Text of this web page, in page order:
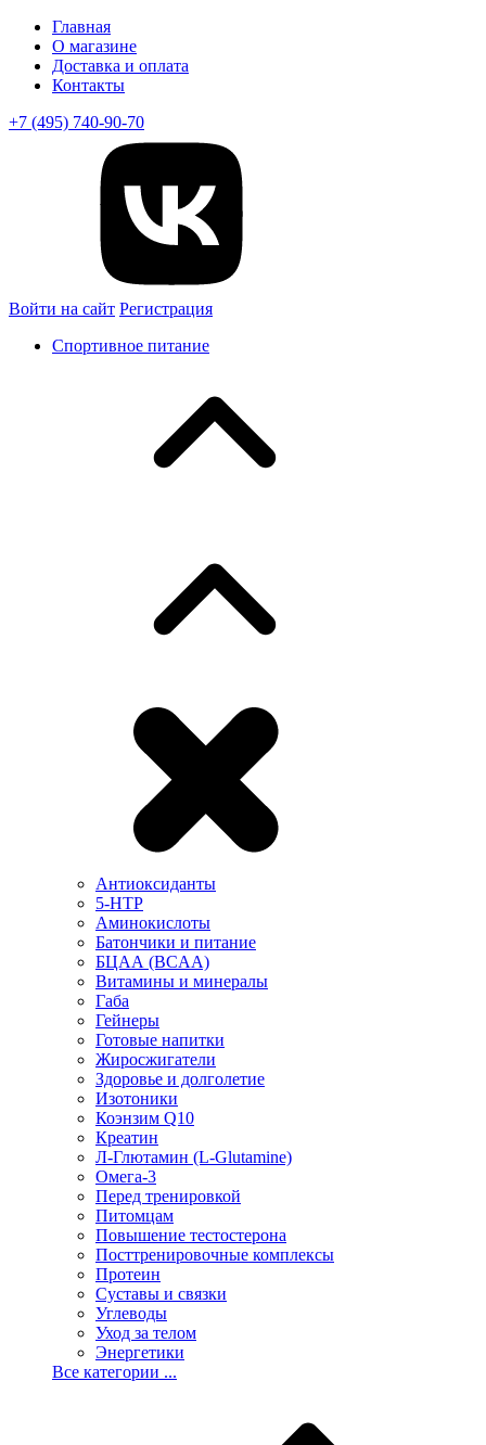
Главная
О магазине
Доставка и оплата
Контакты
+7 (495) 740-90-70
Войти на сайт Регистрация
Спортивное питание
Антиоксиданты
5-HTP
Аминокислоты
Батончики и питание
БЦАА (BCAA)
Витамины и минералы
Габа
Гейнеры
Готовые напитки
Жиросжигатели
Здоровье и долголетие
Изотоники
Коэнзим Q10
Креатин
Л-Глютамин (L-Glutamine)
Омега-3
Перед тренировкой
Питомцам
Повышение тестостерона
Посттренировочные комплексы
Протеин
Суставы и связки
Углеводы
Уход за телом
Энергетики
Все категории ...